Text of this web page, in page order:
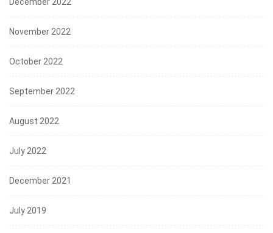
November 2022
October 2022
September 2022
August 2022
July 2022
December 2021
July 2019